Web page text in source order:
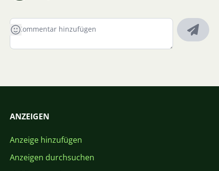
ANZEIGEN
Anzeige hinzufügen
Anzeigen durchsuchen